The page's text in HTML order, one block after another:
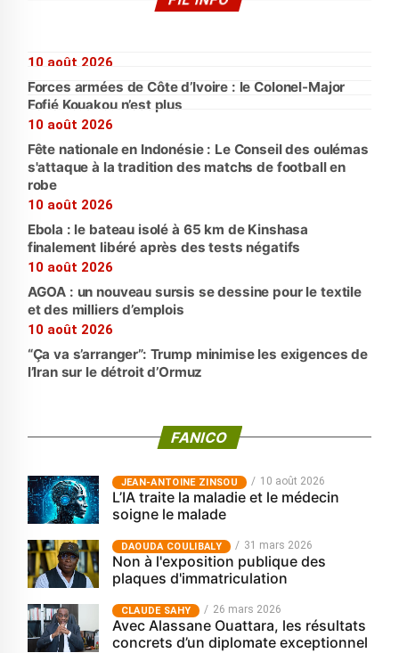
10 août 2026
Forces armées de Côte d’Ivoire : le Colonel-Major
Fofié Kouakou n’est plus
10 août 2026
Fête nationale en Indonésie : Le Conseil des oulémas
s'attaque à la tradition des matchs de football en
robe
10 août 2026
Ebola : le bateau isolé à 65 km de Kinshasa
finalement libéré après des tests négatifs
10 août 2026
AGOA : un nouveau sursis se dessine pour le textile
et des milliers d’emplois
10 août 2026
“Ça va s’arranger”: Trump minimise les exigences de
l’Iran sur le détroit d’Ormuz
FANICO
JEAN-ANTOINE ZINSOU 10 août 2026
L’IA traite la maladie et le médecin
soigne le malade
‎DAOUDA COULIBALY 31 mars 2026
Non à l'exposition publique des
plaques d'immatriculation
CLAUDE SAHY 26 mars 2026
Avec Alassane Ouattara, les résultats
concrets d’un diplomate exceptionnel